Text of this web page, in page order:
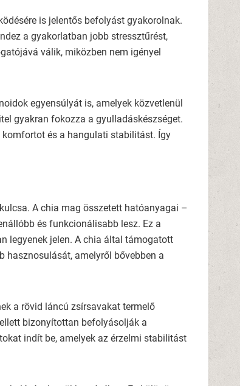
is jelentős befolyást gyakorolnak.
a gyakorlatban jobb stressztűrést,
válik, miközben nem igényel
egyensúlyát is, amelyek közvetlenül
gyakran fokozza a gyulladáskészséget.
és a hangulati stabilitást. Így
A chia mag összetett hatóanyagai –
és funkcionálisabb lesz. Ez a
legyenek jelen. A chia által támogatott
amelyről bővebben a
a rövid láncú zsírsavakat termelő
bizonyítottan befolyásolják a
indít be, amelyek az érzelmi stabilitást